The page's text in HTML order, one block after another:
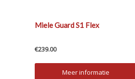
Miele Guard S1 Flex
€239.00
Meer informatie